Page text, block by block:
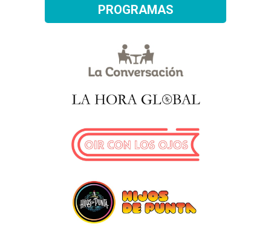
PROGRAMAS